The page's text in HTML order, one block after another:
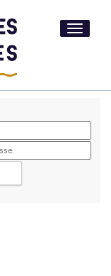
Toggle